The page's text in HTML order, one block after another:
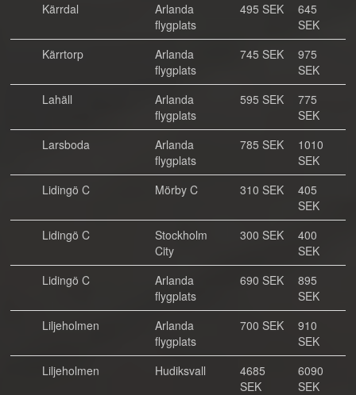
Kärrdal
Arlanda
flygplats
495 SEK
645
SEK
Kärrtorp
Arlanda
flygplats
745 SEK
975
SEK
Lahäll
Arlanda
flygplats
595 SEK
775
SEK
Larsboda
Arlanda
flygplats
785 SEK
1010
SEK
Lidingö C
Mörby C 310 SEK
405
SEK
Lidingö C
Stockholm
City
300 SEK
400
SEK
Lidingö C
Arlanda
flygplats
690 SEK
895
SEK
Liljeholmen
Arlanda
flygplats
700 SEK
910
SEK
Liljeholmen
Hudiksvall
4685
SEK
6090
SEK